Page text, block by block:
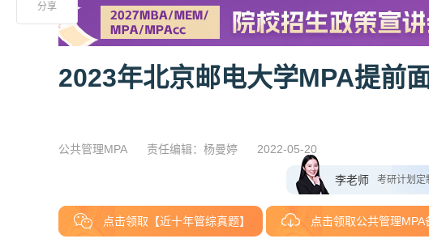
2023年北京邮电大学MPA提前
公共管理MPA 责任编辑：杨曼婷 2022-05-20
李老师 考研计划定
点击领取【近十年管综真题】 点击领取公共管理MPA
分享